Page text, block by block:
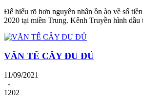
Để hiểu rõ hơn nguyên nhân ồn ào về số
2020 tại miền Trung. Kênh Truyền hình
VĂN TẾ CÂY ĐU ĐỦ
11/09/2021
-
1202